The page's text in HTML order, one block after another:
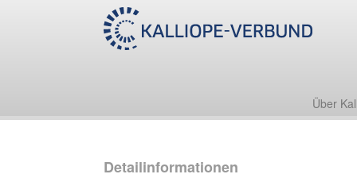
Über
Detailinformationen